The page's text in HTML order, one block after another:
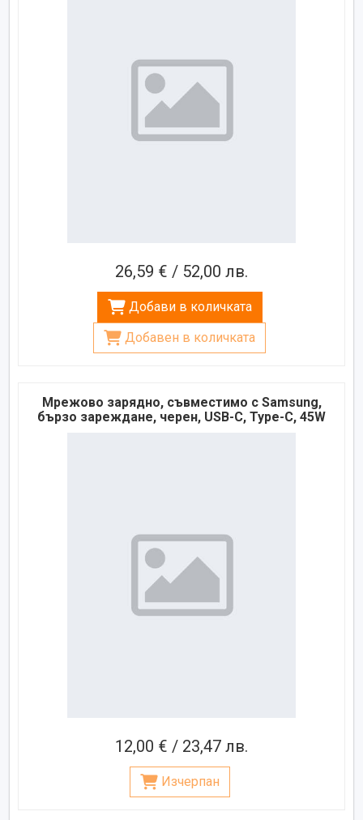
26,59 € / 52,00 лв.
Добави в количката
Добавен в количката
Мрежово зарядно, съвместимо с Samsung,
бързо зареждане, черен, USB-C, Type-C, 45W
12,00 € / 23,47 лв.
Изчерпан